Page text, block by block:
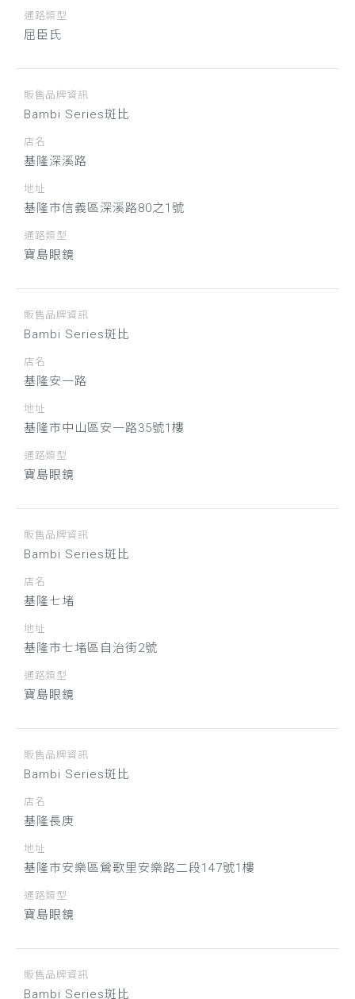
通路類型
屈臣氏
販售品牌資訊
Bambi Series斑比
店名
基隆深溪路
地址
基隆市信義區深溪路80之1號
通路類型
寶島眼鏡
販售品牌資訊
Bambi Series斑比
店名
基隆安一路
地址
基隆市中山區安一路35號1樓
通路類型
寶島眼鏡
販售品牌資訊
Bambi Series斑比
店名
基隆七堵
地址
基隆市七堵區自治街2號
通路類型
寶島眼鏡
販售品牌資訊
Bambi Series斑比
店名
基隆長庚
地址
基隆市安樂區鶯歌里安樂路二段147號1樓
通路類型
寶島眼鏡
販售品牌資訊
Bambi Series斑比